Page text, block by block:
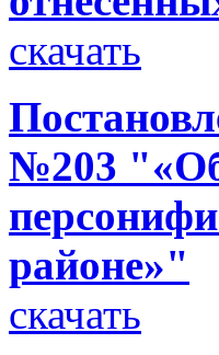
скачать
№203
районе»"
скачать